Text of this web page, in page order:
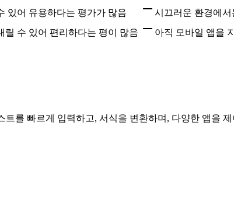
있어 유용하다는 평가가 많음
시끄러운 환경에
릴 수 있어 편리하다는 평이 많음
아직 모바일 앱을
를 빠르게 입력하고, 서식을 변환하며, 다양한 앱을